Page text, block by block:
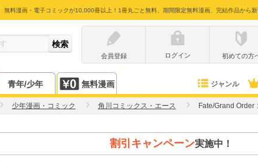
無料漫画・電子コミックが10,000冊以上！1冊丸ごと無料、期間限定無料漫画、完結作品から新
会員登録
ログイン 初めての方
青年/少年 無料漫画 ジャンル
少年漫画・コミック 角川コミックス・エース Fate/Grand Order
割引キャンペーン実施中！